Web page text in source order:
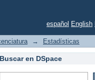
español English
→ Estadísticas
Buscar en DSpace